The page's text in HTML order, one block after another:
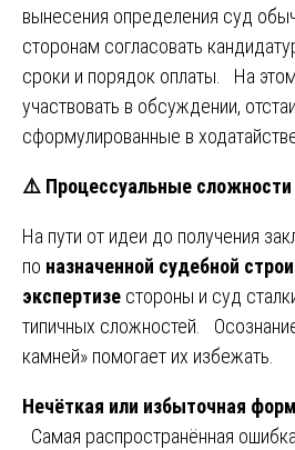
вынесения определения суд
сторонам согласовать
сроки и порядок оплаты. На
участвовать в обсуждении,
сформулированные в
⚠️ Процессуальные
На пути от идеи до получения
по назначенной судебной
экспертизе стороны и суд
типичных сложностей.
камней» помогает их избежать.
Нечёткая или избыточная
Самая распространённая